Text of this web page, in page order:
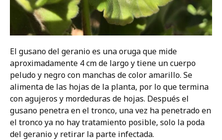
El gusano del geranio es una oruga que mide
aproximadamente 4 cm de largo y tiene un cuerpo
peludo y negro con manchas de color amarillo. Se
alimenta de las hojas de la planta, por lo que termina
con agujeros y mordeduras de hojas. Después el
gusano penetra en el tronco, una vez ha penetrado en
el tronco ya no hay tratamiento posible, solo la poda
del geranio y retirar la parte infectada.